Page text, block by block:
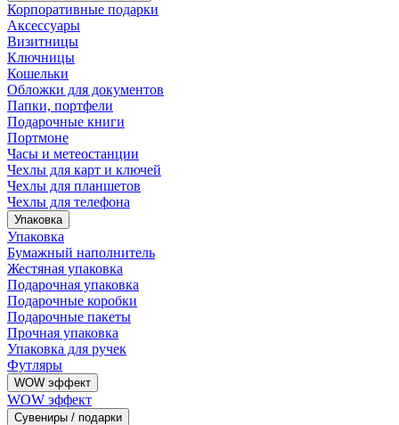
Корпоративные подарки
Аксессуары
Визитницы
Ключницы
Кошельки
Обложки для документов
Папки, портфели
Подарочные книги
Портмоне
Часы и метеостанции
Чехлы для карт и ключей
Чехлы для планшетов
Чехлы для телефона
Упаковка
Упаковка
Бумажный наполнитель
Жестяная упаковка
Подарочная упаковка
Подарочные коробки
Подарочные пакеты
Прочная упаковка
Упаковка для ручек
Футляры
WOW эффект
WOW эффект
Сувениры / подарки